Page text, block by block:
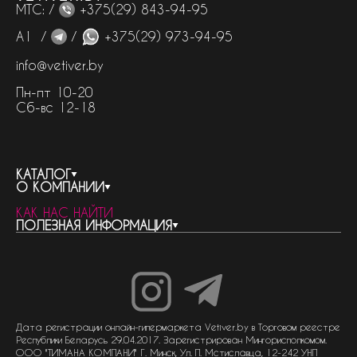
МТС: /
+375(29) 843-94-95
А1 /
/
+375(29) 973-94-95
info@vetiver.by
Пн-пт 10-20
Сб-вс 12-18
КАТАЛОГ
весь каталог
бренды
женская парфюмерия
мужская парфюмерия
унисекс парфюмерия
О КОМПАНИИ
контакты
о компании
доставка и оплата
КАК НАС НАЙТИ
ПОЛЕЗНАЯ ИНФОРМАЦИЯ
как совершить покупку
политика обработки персональных данных
политика обработки файлов cookie
Дата регистрации онлайн-гипермаркета Vetiver.by в Торговом реестре
Республики Беларусь 29.04.2017. Зарегистрирован Мингорисполкомом.
ООО "ТИМАНА КОМПАНИ" Г. Минск, Ул. П. Мстиславца, 12-242 УНП